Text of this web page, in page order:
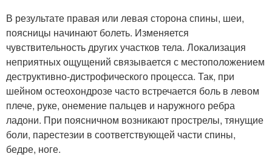
В результате правая или левая сторона спины, шеи,
поясницы начинают болеть. Изменяется
чувствительность других участков тела. Локализация
неприятных ощущений связывается с местоположением
деструктивно-дистрофического процесса. Так, при
шейном остеохондрозе часто встречается боль в левом
плече, руке, онемение пальцев и наружного ребра
ладони. При поясничном возникают прострелы, тянущие
боли, парестезии в соответствующей части спины,
бедре, ноге.